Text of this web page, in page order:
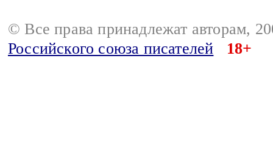
© Все права принадлежат авторам,
Российского союза писателей
18+